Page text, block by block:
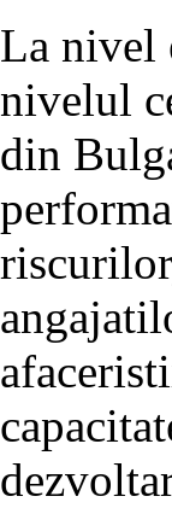
La nivel
nivelul
din